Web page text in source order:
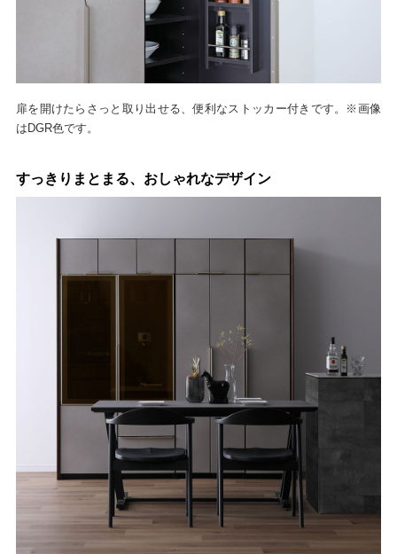
扉を開けたらさっと取り出せる、便利なストッカー付きです。※画像
はDGR色です。
すっきりまとまる、おしゃれなデザイン